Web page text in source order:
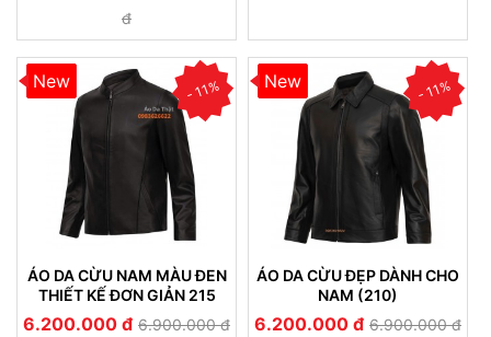
đ
New - 11%
ÁO DA CỪU NAM MÀU ĐEN
THIẾT KẾ ĐƠN GIẢN 215
6.200.000 đ 6.900.000 đ
New - 11%
ÁO DA CỪU ĐẸP DÀNH CHO
NAM (210)
6.200.000 đ 6.900.000 đ